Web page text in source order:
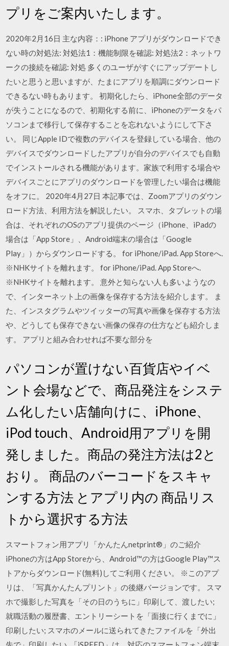
プリをご案内いたします。
2020年2月16日 主な内容：: iPhone アプリがダウンロードでき
ない時の対処法: 対処法1：機能制限を確認: 対処法2：ネットワ
ークの接続を確認: 対処 多くのユーザがすぐにアップデートし
たいと思うと思いますが、たまにアプリを順調にダウンロード
できるない時もあります。 初期化したら、iPhone全部のデータ
が失うことになるので、初期化する前に、iPhoneのデータをパ
ソコンまで移行して保存することを忘れないようにして下さ
い。 同じApple IDで複数のデバイスを登録している場合、他の
デバイスでダウンロードしたアプリが自分のデバイスでも自動
でインストールされる機能があります。家族で利用する場合や
デバイスごとにアプリのダウンロードを管理したい場合は機能
をオフに。 2020年4月27日 本記事では、Zoomアプリのダウン
ロード方法、利用方法を解説したい。 スマホ、タブレットの場
合は、それぞれのOSのアプリ提供のページ（iPhone、iPadの
場合は「App Store」、Android端末の場合は「Google
Play」）からダウンロードする。 for iPhone/iPad. App Storeへ.
※NHKサイトを離れます。 for iPhone/iPad. App Storeへ.
※NHKサイトを離れます。 意外と知らない人も多いようなの
で、インターネット上の画像を保存する方法を紹介します。 ま
た、インスタグラムやツイッターの写真や画像を保存する方法
や、どうしても保存できない画像の保存の仕方なども紹介しま
す。 アプリと組み合わせれば不要な部分を
パソコンが置けない百貨店やイベ
ント会場などで、商品発注をシステ
ム化したい店舗向けに、iPhone、
iPod touch、Android用アプリを開
発しました。商品の発注方法は2と
おり。 商品のバーコードをスキャ
ンする方法 とアプリ内の 商品リス
トから選択する方法
スマートフォン用アプリ「かんたんnetprint®」のご紹介
iPhoneの方はApp Storeから、Android™の方はGoogle Play™ス
トアからダウンロード(無料)してご利用ください。 ※このアプ
リは、「写真かんたんプリント」の後継バージョンです。 スマ
ホで撮影した写真を「その日のうちに」印刷して、渡したい;
就職活動の履歴書、エントリーシートを「面接に行くまでに」
印刷したい; スマホのメールに送られてきたファイルを「外出